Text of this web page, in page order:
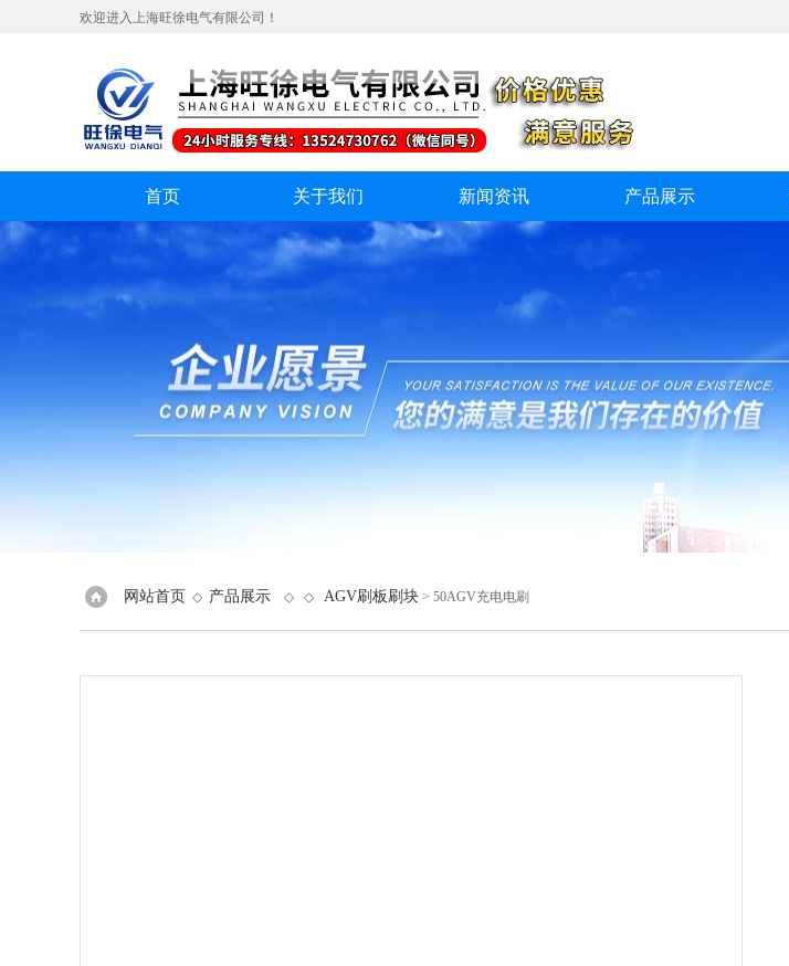
欢迎进入上海旺徐电气有限公司！
首页 关于我们 新闻资讯 产品展示
网站首页 ◇ 产品展示 ◇ ◇ AGV刷板刷块 > 50AGV充电电刷